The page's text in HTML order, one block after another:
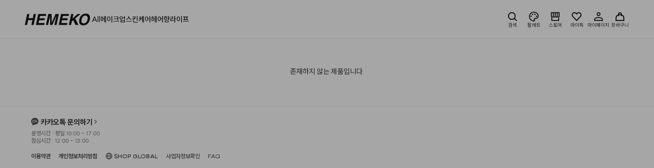
All메이크업스킨케어헤어향라이프
검색 팔레트 스토어 마이픽 마이페이지 장바구니
존재하지 않는 제품입니다.
카카오톡 문의하기
운영시간 : 평일 10:00 - 17:00
점심시간 : 12:00 - 13:00
이용약관 개인정보처리방침 SHOP GLOBAL 사업자정보확인 FAQ